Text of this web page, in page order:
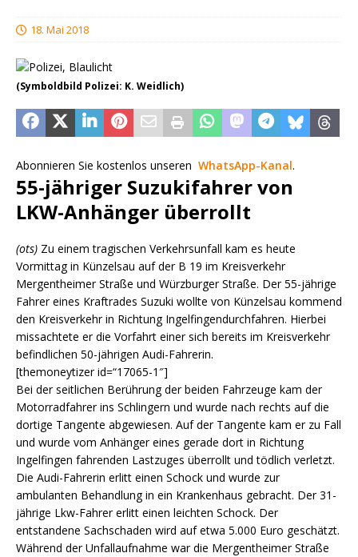
18. Mai 2018
(Symboldbild Polizei: K. Weidlich)
Abonnieren Sie kostenlos unseren WhatsApp-Kanal.
55-jähriger Suzukifahrer von
LKW-Anhänger überrollt
(ots) Zu einem tragischen Verkehrsunfall kam es heute
Vormittag in Künzelsau auf der B 19 im Kreisverkehr
Mergentheimer Straße und Würzburger Straße. Der 55-jährige
Fahrer eines Kraftrades Suzuki wollte von Künzelsau kommend
den Kreisverkehr in Richtung Ingelfingendurchfahren. Hierbei
missachtete er die Vorfahrt einer sich bereits im Kreisverkehr
befindlichen 50-jährigen Audi-Fahrerin.
[themoneytizer id=“17065-1″]
Bei der seitlichen Berührung der beiden Fahrzeuge kam der
Motorradfahrer ins Schlingern und wurde nach rechts auf die
dortige Tangente abgewiesen. Auf der Tangente kam er zu Fall
und wurde vom Anhänger eines gerade dort in Richtung
Ingelfingen fahrenden Lastzuges überrollt und tödlich verletzt.
Die Audi-Fahrerin erlitt einen Schock und wurde zur
ambulanten Behandlung in ein Krankenhaus gebracht. Der 31-
jährige Lkw-Fahrer erlitt einen leichten Schock. Der
entstandene Sachschaden wird auf etwa 5.000 Euro geschätzt.
Während der Unfallaufnahme war die Mergentheimer Straße